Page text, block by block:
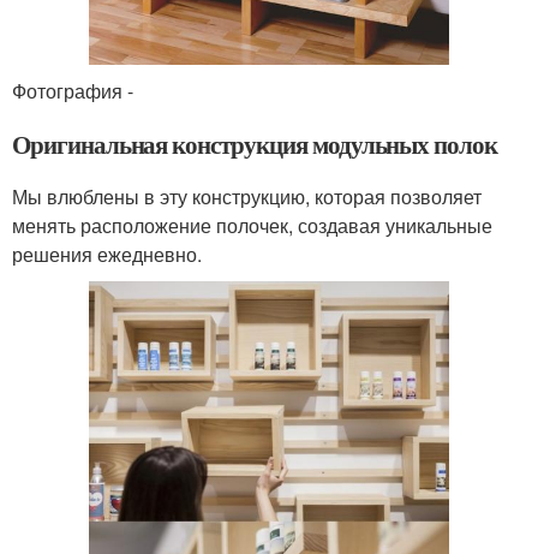
Фотография -
Оригинальная конструкция модульных полок
Мы влюблены в эту конструкцию, которая позволяет
менять расположение полочек, создавая уникальные
решения ежедневно.